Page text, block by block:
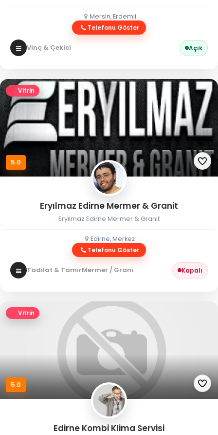
Mersin, Erdemli
Telefonu Göster
Vinç & Çekici Açık
Vitrin
5.0
Eryılmaz Edirne Mermer & Granit
Eryılmaz Edirne Mermer & Granit
Edirne, Merkez
Telefonu Göster
Tadilat & TamirMermer / Granit Kapalı
Vitrin
5.0
Edirne Kombi Klima Servisi